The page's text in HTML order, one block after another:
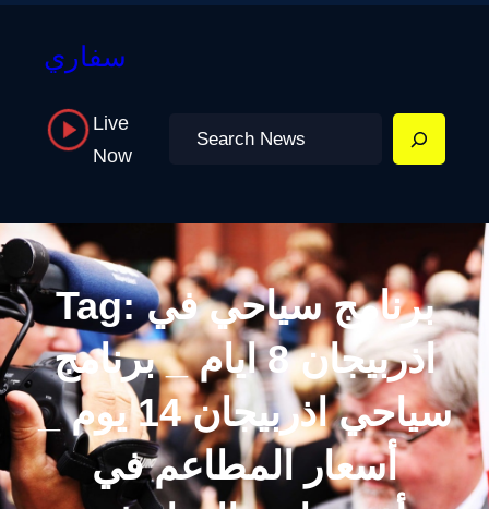
سفاري
Live
Now
Search
Tag:برنامج سياحي في
اذربيجان 8 ايام _ برنامج
سياحي اذربيجان 14 يوم _
أسعار المطاعم في